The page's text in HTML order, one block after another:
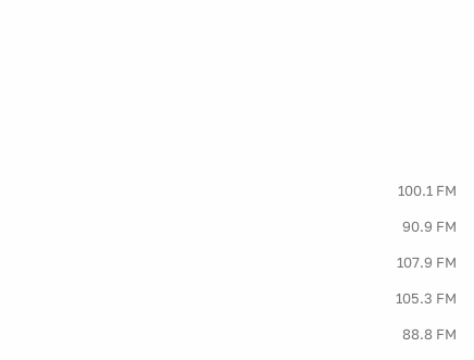
100.1 FM
90.9 FM
107.9 FM
105.3 FM
88.8 FM